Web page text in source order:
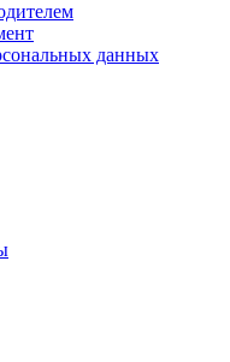
данных